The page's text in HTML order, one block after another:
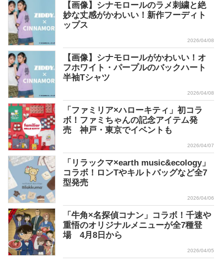
【画像】シナモロールのラメ刺繍と絶
妙な丈感がかわいい！新作フーディト
ップス
2026/04/08
【画像】シナモロールがかわいい！オ
フホワイト・パープルのバックハート
半袖Tシャツ
2026/04/08
「ファミリア×ハローキティ」初コラ
ボ！ファミちゃんの記念アイテム発
売 神戸・東京でイベントも
2026/04/07
「リラックマ×earth music&ecology」
コラボ！ロンTやキルトバッグなど全7
型発売
2026/04/06
「牛角×名探偵コナン」コラボ！千速や
重悟のオリジナルメニューが全7種登
場 4月8日から
2026/04/05